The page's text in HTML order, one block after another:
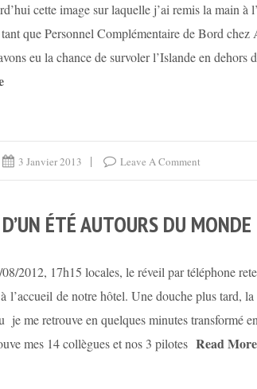
cette image sur laquelle j’ai remis la main à
que Personnel Complémentaire de Bord
eu la chance de survoler l’Islande en dehors
3 Janvier 2013 Leave A Comment
ÉTÉ AUTOURS DU MONDE
2012, 17h15 locales, le réveil par téléphone
l’accueil de notre hôtel. Une douche plus tard, la
je me retrouve en quelques minutes transformé
mes 14 collègues et nos 3 pilotes Read More